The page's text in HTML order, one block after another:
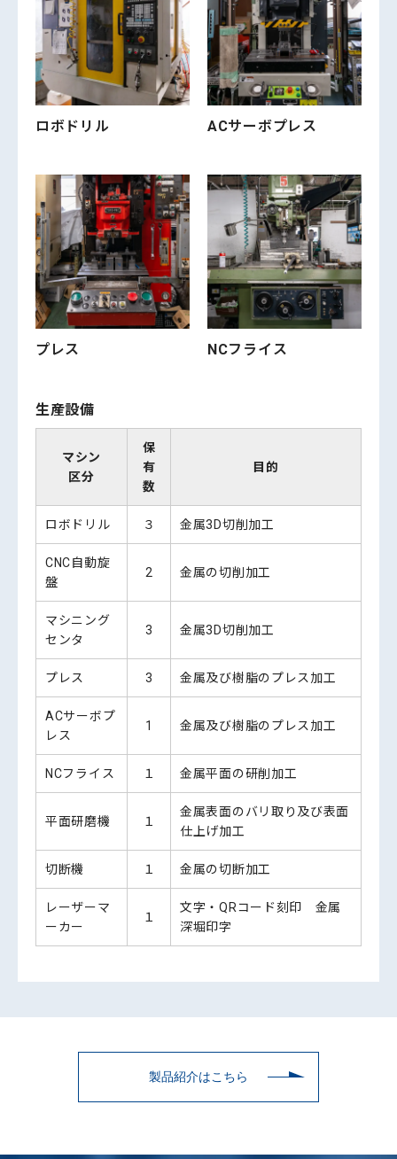
ロボドリル ACサーボプレス
プレス NCフライス
生産設備
マシン
区分
保
有
数
目的
ロボドリル ３ 金属3D切削加工
CNC自動旋
盤
2 金属の切削加工
マシニング
センタ
3 金属3D切削加工
プレス 3 金属及び樹脂のプレス加工
ACサーボプ
レス
1 金属及び樹脂のプレス加工
NCフライス １ 金属平面の研削加工
平面研磨機 １
金属表面のバリ取り及び表面
仕上げ加工
切断機 １ 金属の切断加工
レーザーマ
ーカー
１
文字・QRコード刻印 金属
深堀印字
製品紹介はこちら